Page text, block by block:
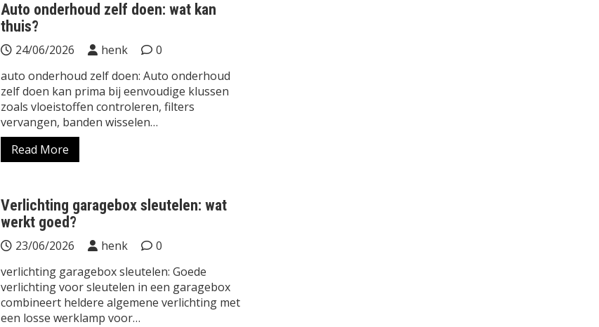
Auto onderhoud zelf doen: wat kan
thuis?
24/06/2026 henk
0
auto onderhoud zelf doen: Auto onderhoud
zelf doen kan prima bij eenvoudige klussen
zoals vloeistoffen controleren, filters
vervangen, banden wisselen…
Read More
Verlichting garagebox sleutelen: wat
werkt goed?
23/06/2026 henk
0
verlichting garagebox sleutelen: Goede
verlichting voor sleutelen in een garagebox
combineert heldere algemene verlichting met
een losse werklamp voor…